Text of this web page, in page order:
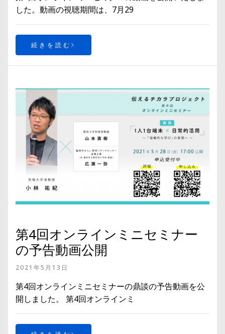
した。動画の視聴期間は、7月29
続きを読む
第4回オンラインミニセミナー
の予告動画公開
2021年5月13日
第4回オンラインミニセミナーの鼎談の予告動画を公
開しました。 第4回オンラインミ